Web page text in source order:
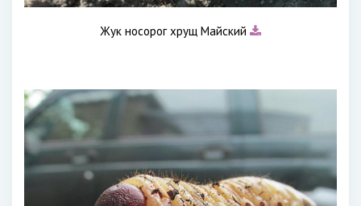
Жук носорог хрущ Майский